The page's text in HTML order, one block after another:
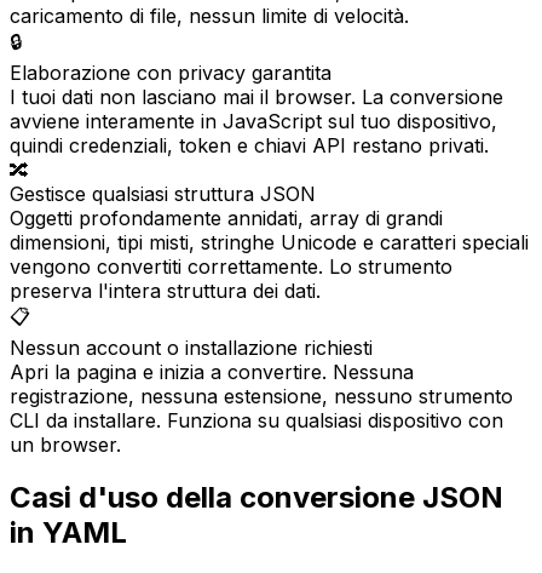
caricamento di file, nessun limite di velocità.
🔒
Elaborazione con privacy garantita
I tuoi dati non lasciano mai il browser. La conversione
avviene interamente in JavaScript sul tuo dispositivo,
quindi credenziali, token e chiavi API restano privati.
🔀
Gestisce qualsiasi struttura JSON
Oggetti profondamente annidati, array di grandi
dimensioni, tipi misti, stringhe Unicode e caratteri speciali
vengono convertiti correttamente. Lo strumento
preserva l'intera struttura dei dati.
📋
Nessun account o installazione richiesti
Apri la pagina e inizia a convertire. Nessuna
registrazione, nessuna estensione, nessuno strumento
CLI da installare. Funziona su qualsiasi dispositivo con
un browser.
Casi d'uso della conversione JSON
in YAML